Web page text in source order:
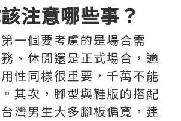
注意哪些事？
一個要考慮的是場合需
、休閒還是正式場合，適
性同樣很重要，千萬不能
其次，腳型與鞋版的搭配
灣男生大多腳板偏寬，建